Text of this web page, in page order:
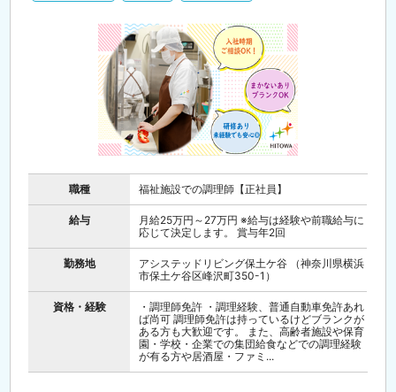
職種 福祉施設での調理師【正社員】
給与
月給25万円～27万円 ※給与は経験や前職給与に
応じて決定します。 賞与年2回
勤務地
アシステッドリビング保土ケ谷 （神奈川県横浜
市保土ケ谷区峰沢町350-1）
資格・経験
・調理師免許 ・調理経験、普通自動車免許あれ
ば尚可 調理師免許は持っているけどブランクが
ある方も大歓迎です。 また、高齢者施設や保育
園・学校・企業での集団給食などでの調理経験
が有る方や居酒屋・ファミ...